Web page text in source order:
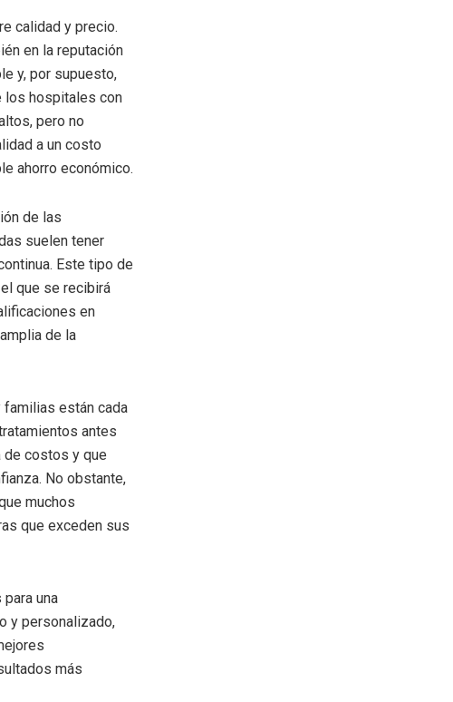
calidad y precio.
en la reputación
y, por supuesto,
los hospitales con
pero no
a un costo
ahorro económico.
de las
suelen tener
Este tipo de
que se recibirá
en
de la
están cada
antes
de costos y que
No obstante,
muchos
que exceden sus
una
y personalizado,
más